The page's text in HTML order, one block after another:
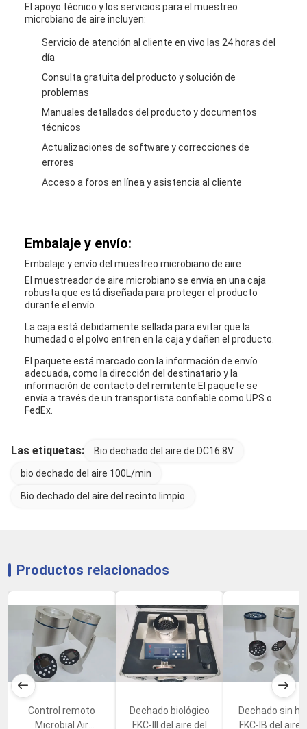
El apoyo técnico y los servicios para el muestreo
microbiano de aire incluyen:
Servicio de atención al cliente en vivo las 24 horas del
día
Consulta gratuita del producto y solución de
problemas
Manuales detallados del producto y documentos
técnicos
Actualizaciones de software y correcciones de
errores
Acceso a foros en línea y asistencia al cliente
Embalaje y envío:
Embalaje y envío del muestreo microbiano de aire
El muestreador de aire microbiano se envía en una caja
robusta que está diseñada para proteger el producto
durante el envío.
La caja está debidamente sellada para evitar que la
humedad o el polvo entren en la caja y dañen el producto.
El paquete está marcado con la información de envío
adecuada, como la dirección del destinatario y la
información de contacto del remitente.El paquete se
envía a través de un transportista confiable como UPS o
FedEx.
Las etiquetas: Bio dechado del aire de DC16.8V
bio dechado del aire 100L/min
Bio dechado del aire del recinto limpio
Productos relacionados
Control remoto
Microbial Air
Dechado biológico
FKC-III del aire del
Dechado sin
FKC-IB del aire